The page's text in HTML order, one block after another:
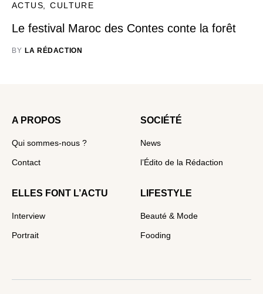
ACTUS CULTURE
Le festival Maroc des Contes conte la forêt
BY LA RÉDACTION
A PROPOS
Qui sommes-nous ?
Contact
SOCIÉTÉ
News
l’Édito de la Rédaction
ELLES FONT L’ACTU
Interview
Portrait
LIFESTYLE
Beauté & Mode
Fooding